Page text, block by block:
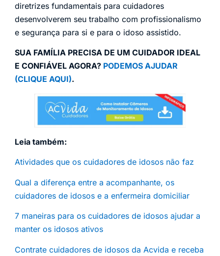
diretrizes fundamentais para cuidadores
desenvolverem seu trabalho com profissionalismo
e segurança para si e para o idoso assistido.
SUA FAMÍLIA PRECISA DE UM CUIDADOR IDEAL
E CONFIÁVEL AGORA? PODEMOS AJUDAR
(CLIQUE AQUI).
Leia também:
Atividades que os cuidadores de idosos não faz
Qual a diferença entre a acompanhante, os
cuidadores de idosos e a enfermeira domiciliar
7 maneiras para os cuidadores de idosos ajudar a
manter os idosos ativos
Contrate cuidadores de idosos da Acvida e receba